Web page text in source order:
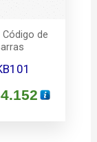
Código de